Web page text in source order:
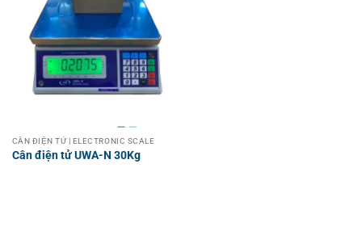
CÂN ĐIỆN TỬ | ELECTRONIC SCALE
Cân điện tử UWA-N 30Kg